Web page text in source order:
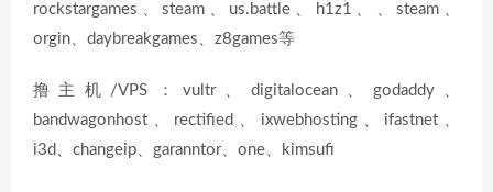
rockstargames、steam、us.battle、h1z1、、steam、
orgin、daybreakgames、z8games等
撸主机/VPS：vultr、digitalocean、godaddy、
bandwagonhost、rectified、ixwebhosting、ifastnet、
i3d、changeip、garanntor、one、kimsufi